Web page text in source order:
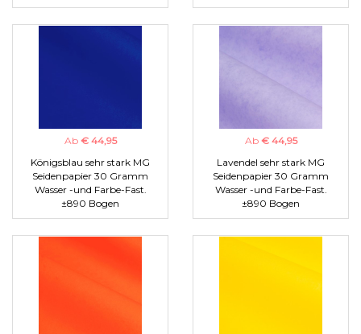
Ab € 44,95
Königsblau sehr stark MG
Seidenpapier 30 Gramm
Wasser -und Farbe-Fast.
±890 Bogen
Ab € 44,95
Lavendel sehr stark MG
Seidenpapier 30 Gramm
Wasser -und Farbe-Fast.
±890 Bogen